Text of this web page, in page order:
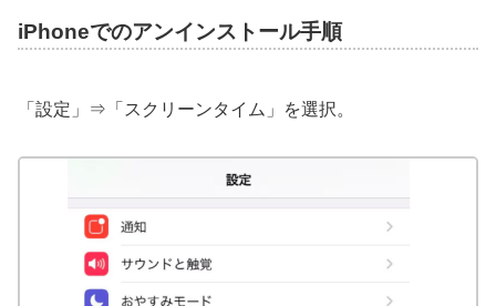
iPhoneでのアンインストール手順
「設定」⇒「スクリーンタイム」を選択。